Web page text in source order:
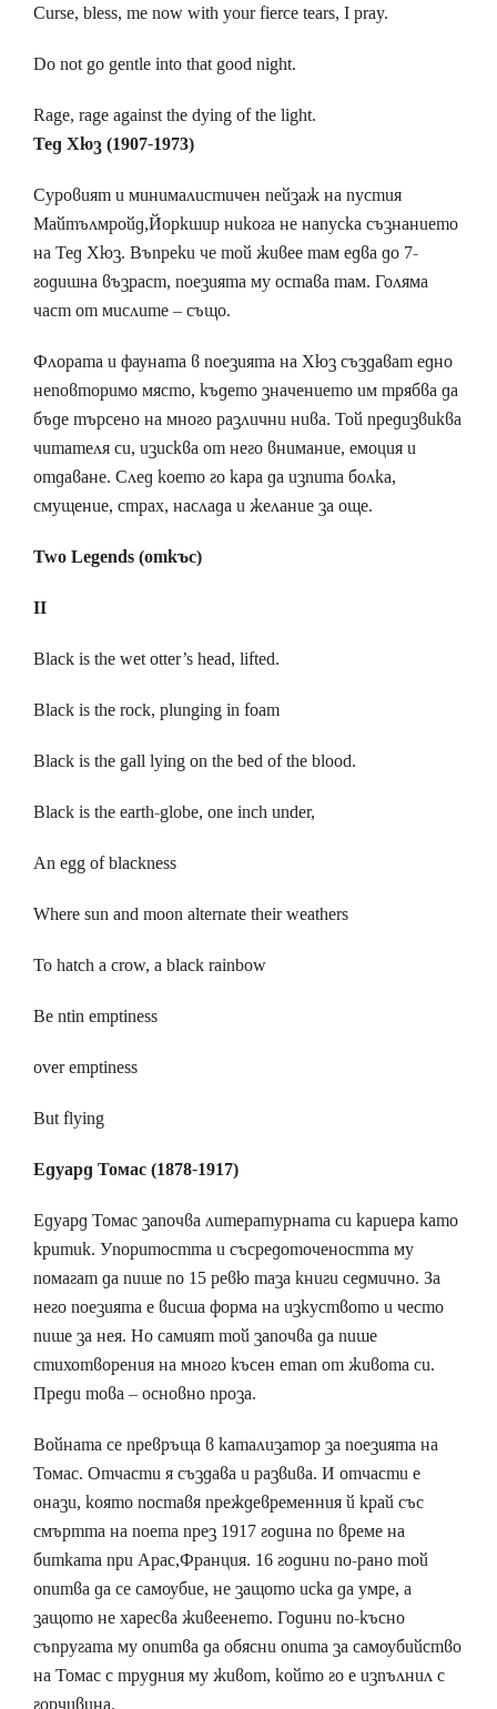
Curse, bless, me now with your fierce tears, I pray.
Do not go gentle into that good night.
Rage, rage against the dying of the light.
Тед Хюз (1907-1973)
Суровият и минималистичен пейзаж на пустия
Майтълмройд,Йоркшир никога не напуска съзнанието
на Тед Хюз. Въпреки че той живее там едва до 7-
годишна възраст, поезията му остава там. Голяма
част от мислите – също.
Флората и фауната в поезията на Хюз създават едно
неповторимо място, където значението им трябва да
бъде търсено на много различни нива. Той предизвиква
читателя си, изисква от него внимание, емоция и
отдаване. След което го кара да изпита болка,
смущение, страх, наслада и желание за още.
Two Legends (откъс)
II
Black is the wet otter’s head, lifted.
Black is the rock, plunging in foam
Black is the gall lying on the bed of the blood.
Black is the earth-globe, one inch under,
An egg of blackness
Where sun and moon alternate their weathers
To hatch a crow, a black rainbow
Be ntin emptiness
over emptiness
But flying
Едуард Томас (1878-1917)
Едуард Томас започва литературната си кариера като
критик. Упоритостта и съсредоточеността му
помагат да пише по 15 ревю таза книги седмично. За
него поезията е висша форма на изкуството и често
пише за нея. Но самият той започва да пише
стихотворения на много късен етап от живота си.
Преди това – основно проза.
Войната се превръща в катализатор за поезията на
Томас. Отчасти я създава и развива. И отчасти е
онази, която поставя преждевременния й край със
смъртта на поета през 1917 година по време на
битката при Арас,Франция. 16 години по-рано той
опитва да се самоубие, не защото иска да умре, а
защото не харесва живеенето. Години по-късно
съпругата му опитва да обясни опита за самоубийство
на Томас с трудния му живот, който го е изпълнил с
горчивина.